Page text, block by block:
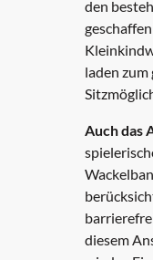
den
laden
Auch das
diesem